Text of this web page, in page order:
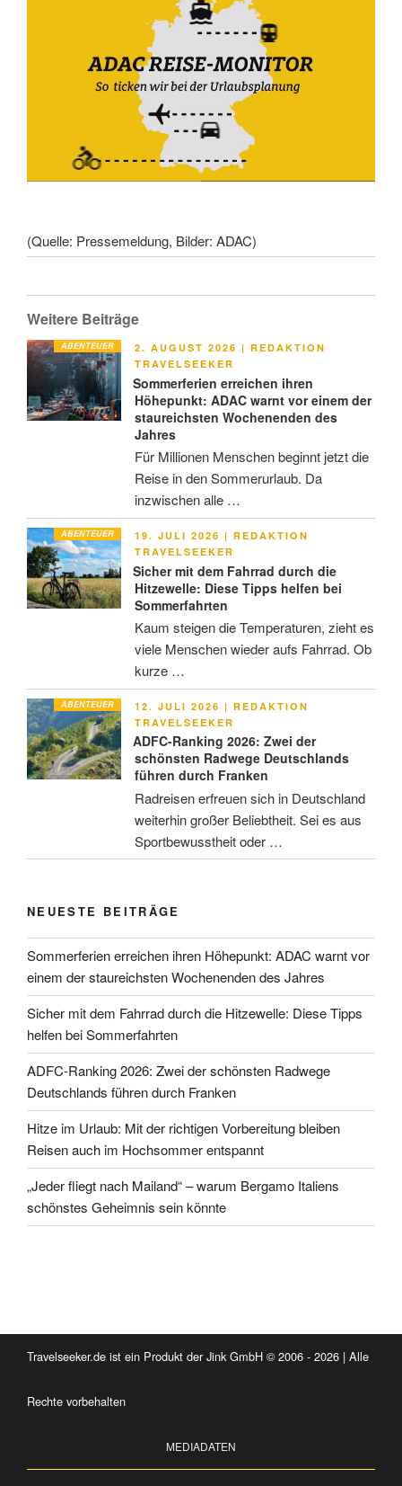
(Quelle: Pressemeldung, Bilder: ADAC)
Weitere Beiträge
ABENTEUER
VERÖFFENTLICHT
AM
2. AUGUST 2026 | REDAKTION
TRAVELSEEKER
Sommerferien erreichen ihren
Höhepunkt: ADAC warnt vor einem der
staureichsten Wochenenden des
Jahres
Für Millionen Menschen beginnt jetzt die
Reise in den Sommerurlaub. Da
inzwischen alle …
ABENTEUER
VERÖFFENTLICHT
AM
19. JULI 2026 | REDAKTION
TRAVELSEEKER
Sicher mit dem Fahrrad durch die
Hitzewelle: Diese Tipps helfen bei
Sommerfahrten
Kaum steigen die Temperaturen, zieht es
viele Menschen wieder aufs Fahrrad. Ob
kurze …
ABENTEUER
VERÖFFENTLICHT
AM
12. JULI 2026 | REDAKTION
TRAVELSEEKER
ADFC-Ranking 2026: Zwei der
schönsten Radwege Deutschlands
führen durch Franken
Radreisen erfreuen sich in Deutschland
weiterhin großer Beliebtheit. Sei es aus
Sportbewusstheit oder …
NEUESTE BEITRÄGE
Sommerferien erreichen ihren Höhepunkt: ADAC warnt vor
einem der staureichsten Wochenenden des Jahres
Sicher mit dem Fahrrad durch die Hitzewelle: Diese Tipps
helfen bei Sommerfahrten
ADFC-Ranking 2026: Zwei der schönsten Radwege
Deutschlands führen durch Franken
Hitze im Urlaub: Mit der richtigen Vorbereitung bleiben
Reisen auch im Hochsommer entspannt
„Jeder fliegt nach Mailand“ – warum Bergamo Italiens
schönstes Geheimnis sein könnte
Travelseeker.de ist ein Produkt der Jink GmbH © 2006 - 2026 | Alle
Rechte vorbehalten
MEDIADATEN